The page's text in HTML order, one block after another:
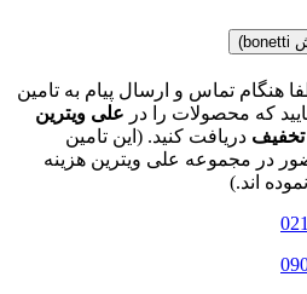
هنگام تماس و ارسال پیام به تامین
که محصولات را در علی ویترین
تخفیف دریافت کنید. (این تامین
در مجموعه علی ویترین هزینه
اند.)